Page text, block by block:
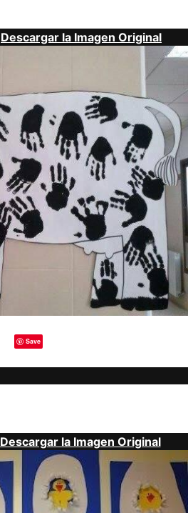
Descargar la Imagen Original
Save
Descargar la Imagen Original